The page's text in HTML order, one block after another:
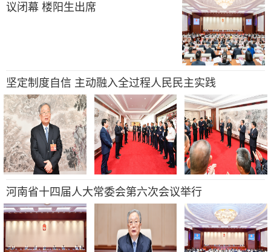
议闭幕 楼阳生出席
坚定制度自信 主动融入全过程人民民主实践
河南省十四届人大常委会第六次会议举行